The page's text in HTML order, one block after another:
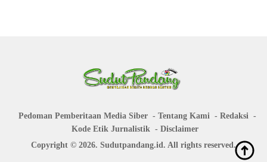
Pedoman Pemberitaan Media Siber Tentang Kami
Redaksi
Kode Etik Jurnalistik
Disclaimer
Copyright © 2026. Sudutpandang.id. All rights reserved.